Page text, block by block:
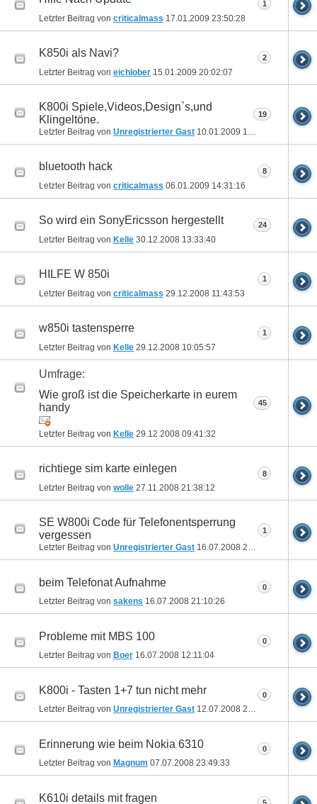
Letzter Beitrag von criticalmass 17.01.2009 23:50:28
1
K850i als Navi?
Letzter Beitrag von eichlober 15.01.2009 20:02:07
2
K800i Spiele,Videos,Design`s,und
Klingeltöne.
Letzter Beitrag von Unregistrierter Gast 10.01.2009 17:02:50
19
bluetooth hack
Letzter Beitrag von criticalmass 06.01.2009 14:31:16
8
So wird ein SonyEricsson hergestellt
Letzter Beitrag von Kelle 30.12.2008 13:33:40
24
HILFE W 850i
Letzter Beitrag von criticalmass 29.12.2008 11:43:53
1
w850i tastensperre
Letzter Beitrag von Kelle 29.12.2008 10:05:57
1
Umfrage:
Wie groß ist die Speicherkarte in eurem
handy
Letzter Beitrag von Kelle 29.12.2008 09:41:32
45
richtiege sim karte einlegen
Letzter Beitrag von wolle 27.11.2008 21:38:12
8
SE W800i Code für Telefonentsperrung
vergessen
Letzter Beitrag von Unregistrierter Gast 16.07.2008 21:49:29
1
beim Telefonat Aufnahme
Letzter Beitrag von sakens 16.07.2008 21:10:26
0
Probleme mit MBS 100
Letzter Beitrag von Boer 16.07.2008 12:11:04
0
K800i - Tasten 1+7 tun nicht mehr
Letzter Beitrag von Unregistrierter Gast 12.07.2008 20:30:26
0
Erinnerung wie beim Nokia 6310
Letzter Beitrag von Magnum 07.07.2008 23:49:33
0
K610i details mit fragen